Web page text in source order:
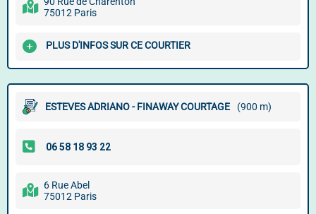
75012 Paris
PLUS D'INFOS SUR CE COURTIER
ESTEVES ADRIANO - FINAWAY COURTAGE (900 m)
6 Rue Abel
75012 Paris